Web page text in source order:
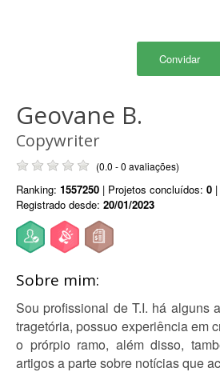
Convidar
Geovane B.
Copywriter
(0.0 - 0 avaliações)
Ranking: 1557250 | Projetos concluídos: 0
Registrado desde: 20/01/2023
Sobre mim:
Sou profissional de T.I. há alguns
tragetória, possuo experiência em
o prórpio ramo, além disso,
artigos a parte sobre notícias que